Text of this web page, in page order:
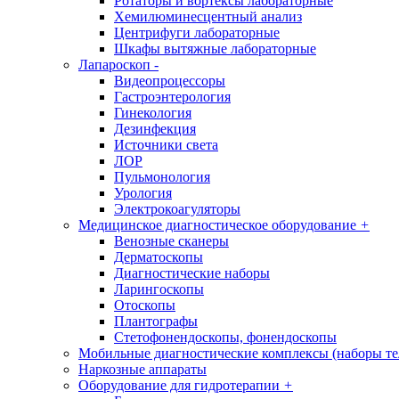
Хемилюминесцентный анализ
Центрифуги лабораторные
Шкафы вытяжные лабораторные
Лапароскоп -
Видеопроцессоры
Гастроэнтерология
Гинекология
Дезинфекция
Источники света
ЛОР
Пульмонология
Урология
Электрокоагуляторы
Медицинское диагностическое оборудование +
Венозные сканеры
Дерматоскопы
Диагностические наборы
Ларингоскопы
Отоскопы
Плантографы
Стетофонендоскопы, фонендоскопы
Мобильные диагностические комплексы (наборы
Наркозные аппараты
Оборудование для гидротерапии +